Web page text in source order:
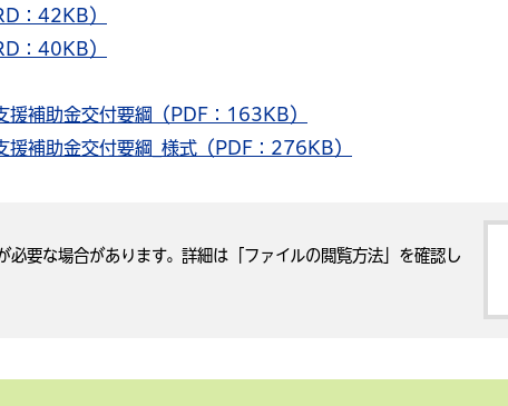
：42KB）
：40KB）
援補助金交付要綱（PDF：163KB）
補助金交付要綱_様式（PDF：276KB）
要な場合があります。詳細は「ファイルの閲覧方法」を確認し